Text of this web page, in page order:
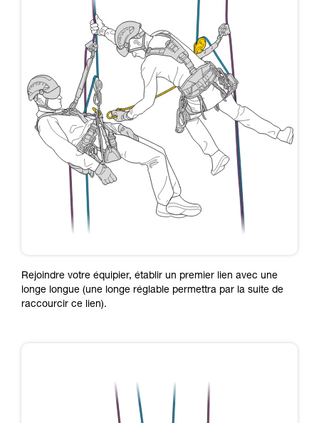
Rejoindre votre équipier, établir un premier lien avec une
longe longue (une longe réglable permettra par la suite de
raccourcir ce lien).